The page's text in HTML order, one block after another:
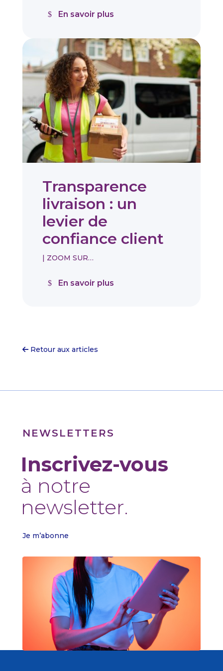
En savoir plus
Transparence
livraison : un
levier de
confiance client
| ZOOM SUR…
En savoir plus
Retour aux articles
NEWSLETTERS
Inscrivez-vous
à notre
newsletter.
Je m’abonne